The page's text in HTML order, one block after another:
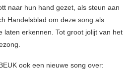
naar hun hand gezet, als steun aan
Handelsblad om deze song als
laten erkennen. Tot groot jolijt van het
ook een nieuwe song over: